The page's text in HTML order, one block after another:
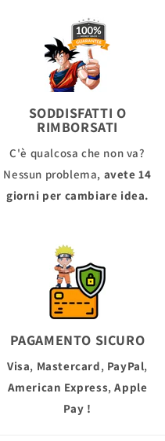
SODDISFATTI O
RIMBORSATI
C'è qualcosa che non va?
Nessun problema, avete 14
giorni per cambiare idea.
PAGAMENTO SICURO
Visa, Mastercard, PayPal,
American Express,Apple
Pay !